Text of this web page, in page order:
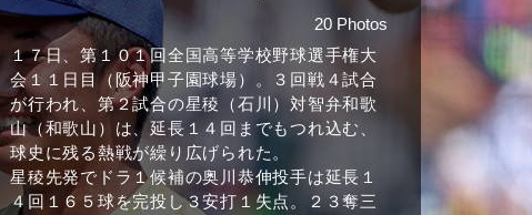
20 Photos
１７日、第１０１回全国高等学校野球選手権大
会１１日目（阪神甲子園球場）。３回戦４試合
が行われ、第２試合の星稜（石川）対智弁和歌
山（和歌山）は、延長１４回までもつれ込む、
球史に残る熱戦が繰り広げられた。
星稜先発でドラ１候補の奥川恭伸投手は延長１
４回１６５球を完投し３安打１失点。２３奪三